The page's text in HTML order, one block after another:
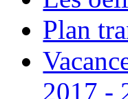
Plan
2017 -